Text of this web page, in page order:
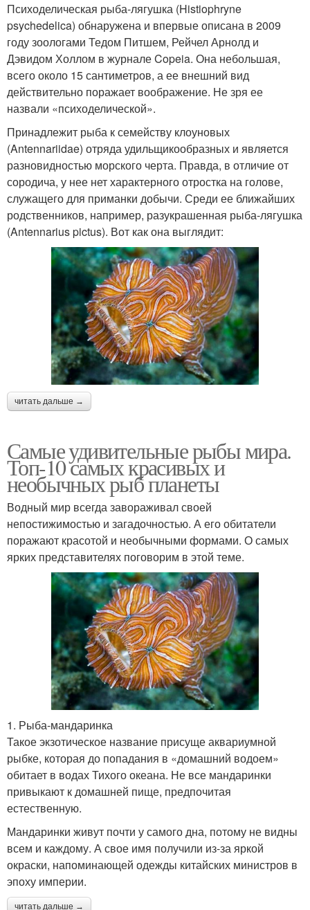
Психоделическая рыба-лягушка (Histiophryne
psychedelica) обнаружена и впервые описана в 2009
году зоологами Тедом Питшем, Рейчел Арнолд и
Дэвидом Холлом в журнале Copeia. Она небольшая,
всего около 15 сантиметров, а ее внешний вид
действительно поражает воображение. Не зря ее
назвали «психоделической».
Принадлежит рыба к семейству клоуновых
(Antennariidae) отряда удильщикообразных и является
разновидностью морского черта. Правда, в отличие от
сородича, у нее нет характерного отростка на голове,
служащего для приманки добычи. Среди ее ближайших
родственников, например, разукрашенная рыба-лягушка
(Antennarius pictus). Вот как она выглядит:
читать дальше →
Самые удивительные рыбы мира.
Топ-10 самых красивых и
необычных рыб планеты
Водный мир всегда завораживал своей
непостижимостью и загадочностью. А его обитатели
поражают красотой и необычными формами. О самых
ярких представителях поговорим в этой теме.
1. Рыба-мандаринка
Такое экзотическое название присуще аквариумной
рыбке, которая до попадания в «домашний водоем»
обитает в водах Тихого океана. Не все мандаринки
привыкают к домашней пище, предпочитая
естественную.
Мандаринки живут почти у самого дна, потому не видны
всем и каждому. А свое имя получили из-за яркой
окраски, напоминающей одежды китайских министров в
эпоху империи.
читать дальше →